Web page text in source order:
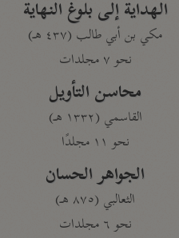
الهداية إلى بلوغ النهاية
مكي بن أبي طالب (٤٣٧ هـ)
نحو ٧ مجلدات
محاسن التأويل
القاسمي (١٣٣٢ هـ)
نحو ١١ مجلدًا
الجواهر الحسان
الثعالبي (٨٧٥ هـ)
نحو ٦ مجلدات